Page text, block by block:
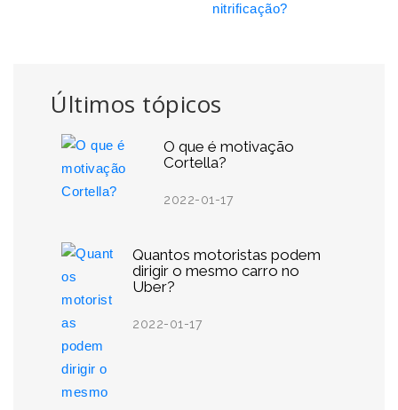
Últimos tópicos
O que é motivação
Cortella?
2022-01-17
Quantos motoristas podem
dirigir o mesmo carro no
Uber?
2022-01-17
nitrificação?